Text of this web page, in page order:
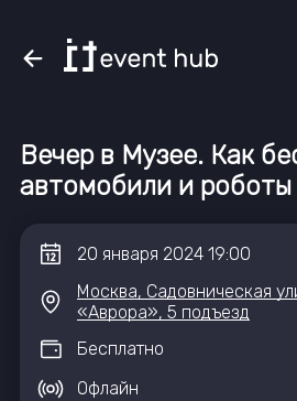
Вечер в Музее. Как
автомобили и
20 января 2024 19:00
Москва, Садовническая
«Аврора», 5 подъезд
Бесплатно
Офлайн